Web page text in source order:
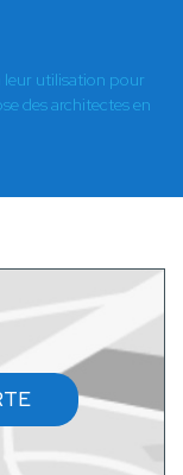
leur utilisation pour
des architectes en